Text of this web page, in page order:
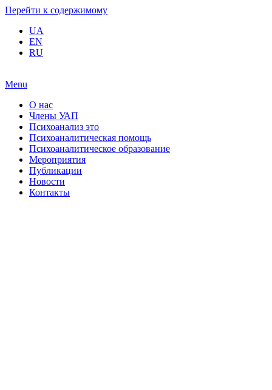
Перейти к содержимому
UA
EN
RU
Menu
О нас
Члены УАП
Психоанализ это
Психоаналитическая помощь
Психоаналитическое образование
Мероприятия
Публикации
Новости
Контакты